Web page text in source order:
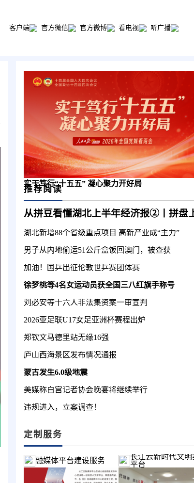
客户端 官方微信 官方微博 看电视 听广播
实干笃行“十五五” 凝心聚力开好局
推荐阅读
湖北新增88个省级重点项目 高新产业成“主力”
男子从内地偷运51公斤盒饭回澳门，被查获
加油！国乒出征伦敦世乒赛团体赛
徐梦桃等4名女运动员获全国三八红旗手称号
刘必安等十六人非法集资案一审宣判
2026亚足联U17女足亚洲杯赛程出炉
郑钦文马德里站无缘16强
庐山西海景区发布情况通报
蒙古发生6.0级地震
美媒称白宫记者协会晚宴将继续举行
违规进入，立案调查！
定制服务
融媒体平台建设服务
长江云新时代文明
平台